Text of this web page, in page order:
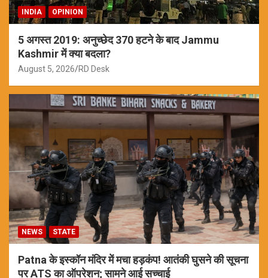
INDIA OPINION
5 अगस्त 2019: अनुच्छेद 370 हटने के बाद Jammu
Kashmir में क्या बदला?
August 5, 2026 RD Desk
NEWS STATE
Patna के इस्कॉन मंदिर में मचा हड़कंप! आतंकी घुसने की सूचना
पर ATS का ऑपरेशन; सामने आई सच्चाई